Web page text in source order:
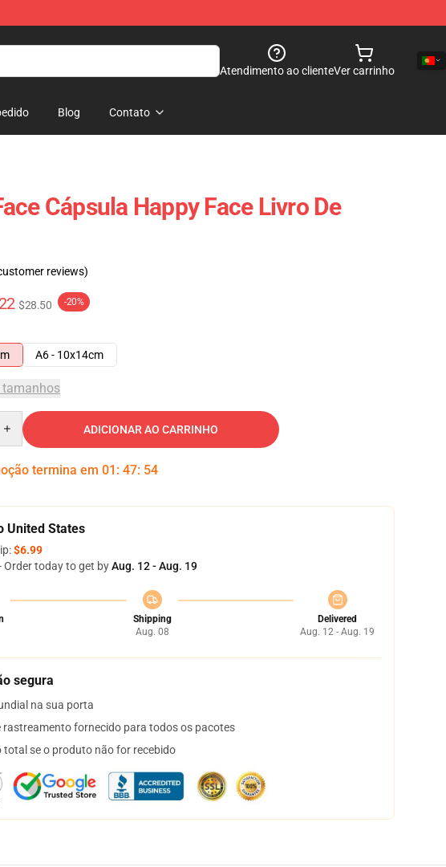
Atendimento ao clienteVer carrinho
Blog Contato
Cápsula Happy Face Livro De
reviews)
$28.50 -20%
A6 - 10x14cm
tamanhos
ADICIONAR AO CARRINHO
termina em 01 : 47: 53
United States
$6.99
Order today to get byAug. 12 - Aug. 19
Shipping
Aug. 08
Delivered
Aug. 12 - Aug. 19
segura
na sua porta
rastreamento fornecido para todos os pacotes
total se o produto não for recebido